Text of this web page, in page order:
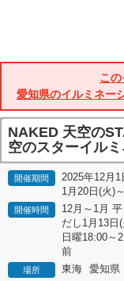
この
愛知県のイルミネー
NAKED 天空の
空のスターイル
開催期間
2025年12月
1月20日(火)
開催時間
12月～1月
だし1月13日
日曜18:00～
前
場所 東海 愛知県